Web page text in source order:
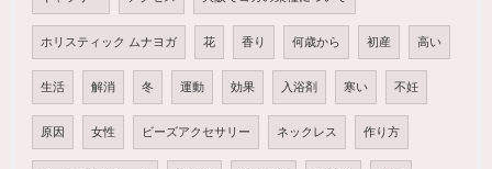
ホリスティック ムナヨガ 花 香り 何歳から 初産 高い
生活 解消 冬 運動 効果 入浴剤 寒い 不妊
原因 女性 ビーズアクセサリー ネックレス 作り方